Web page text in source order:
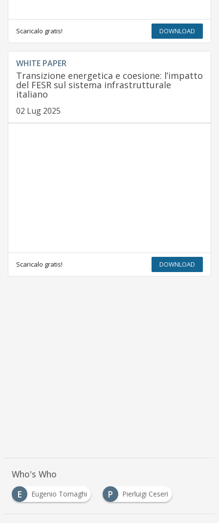
Scaricalo gratis! DOWNLOAD
WHITE PAPER
Transizione energetica e coesione: l’impatto
del FESR sul sistema infrastrutturale
italiano
02 Lug 2025
Scaricalo gratis! DOWNLOAD
Who's Who
E
Eugenio Tornaghi P Pierluigi Ceseri